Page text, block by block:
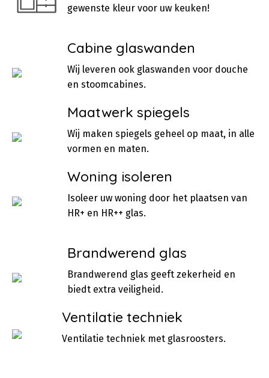
gewenste kleur voor uw keuken!
Cabine glaswanden
Wij leveren ook glaswanden voor douche
en stoomcabines.
Maatwerk spiegels
Wij maken spiegels geheel op maat, in alle
vormen en maten.
Woning isoleren
Isoleer uw woning door het plaatsen van
HR+ en HR++ glas.
Brandwerend glas
Brandwerend glas geeft zekerheid en
biedt extra veiligheid.
Ventilatie techniek
Ventilatie techniek met glasroosters.